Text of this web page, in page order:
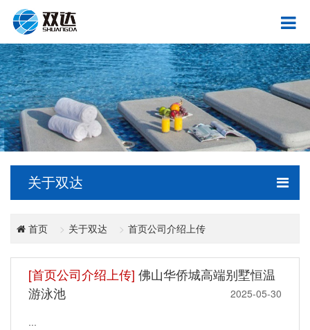
关于双达
首页 关于双达 首页公司介绍上传
[首页公司介绍上传] 佛山华侨城高端别墅恒温
游泳池
2025-05-30
...